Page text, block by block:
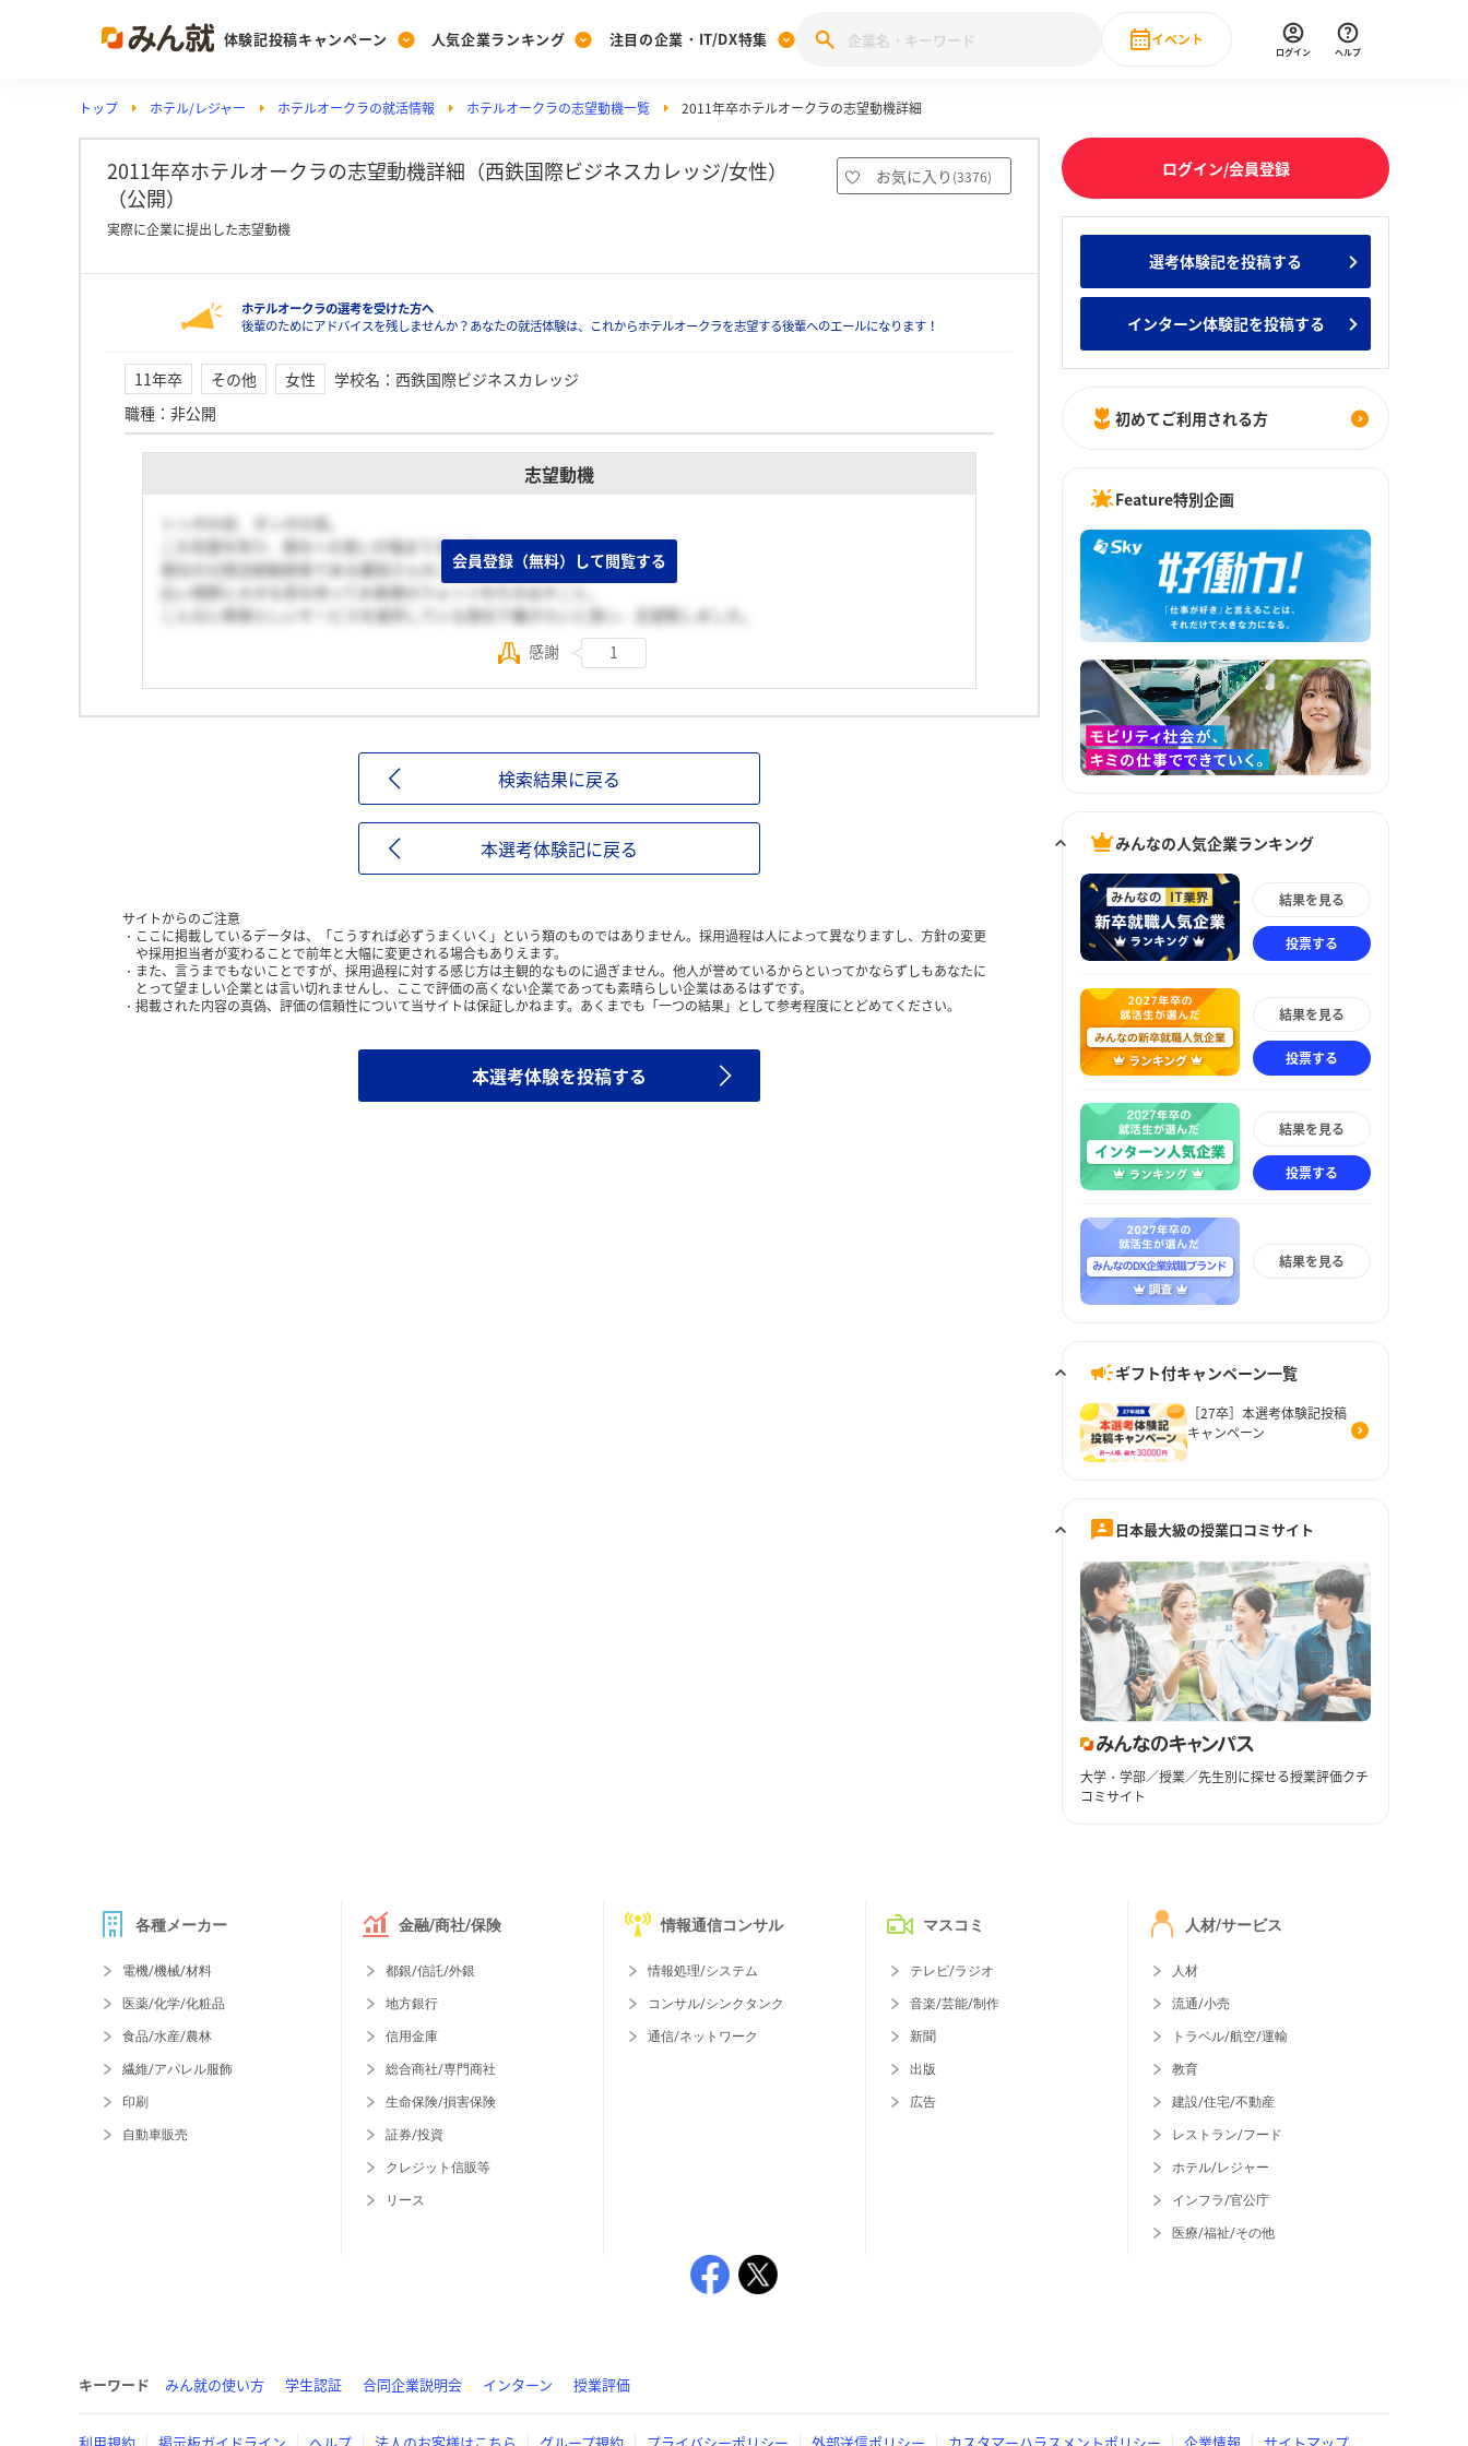
体験記投稿キャンペーン
Post
投稿する
[27卒] 本選考体験記投稿キャンペーン
人気企業ランキング
Ranking
ランキングを見る
みんなのDX企業就職ブランド調査
みんなの新卒就職人気企業ランキング みんなのインターン人気企業ランキ
注目の企業・IT/DX特集
PickUp
注目の企業特集
28卒 IT・DX現場社員インタビュー
動画で知ろう！業界・企業研究
イベント
直近のイベント一覧
ログイン ヘルプ
トップ ホテル/レジャー ホテルオークラの就活情報 ホテルオークラの志望動機一覧 2011年卒ホテルオークラの志望動機詳細
2011年卒ホテルオークラの志望動機詳細（西鉄国際ビジネスカレッジ/女性）
（公開）
お気に入り (3376)
実際に企業に提出した志望動機
ホテルオークラの選考を受けた方へ
後輩のためにアドバイスを残しませんか？あなたの就活体験は、これからホテルオークラを志望する後輩へのエールになります！
11年卒 その他 女性 学校名 ： 西鉄国際ビジネスカレッジ
職種 ： 非公開
志望動機
トンボの目、ダンボの耳。
この言葉を知り、貴社への思いが強まりました。
貴社の元宿泊部副部長である蔵田さんのことばです。
広い視野と大きな耳を持ってお客様のウォンツを引き出すこと。
こんなに素晴らしいサービスを提供している貴社で働きたいと思い、志望致しました。
会員登録（無料）して閲覧する
感謝 1
検索結果に戻る
本選考体験記に戻る
サイトからのご注意
ここに掲載しているデータは、「こうすれば必ずうまくいく」という類のものではありません。採用過程は人によって異なりますし、方針の変更
や採用担当者が変わることで前年と大幅に変更される場合もありえます。
また、言うまでもないことですが、採用過程に対する感じ方は主観的なものに過ぎません。他人が誉めているからといってかならずしもあなたに
とって望ましい企業とは言い切れませんし、ここで評価の高くない企業であっても素晴らしい企業はあるはずです。
掲載された内容の真偽、評価の信頼性について当サイトは保証しかねます。あくまでも「一つの結果」として参考程度にとどめてください。
本選考体験を投稿する
ログイン/会員登録
選考体験記を投稿する
インターン体験記を投稿する
初めてご利用される方
Feature特別企画
みんなの人気企業ランキング
結果を見る
投票する
結果を見る
投票する
結果を見る
投票する
結果を見る
ギフト付キャンペーン一覧
［27卒］本選考体験記投稿
キャンペーン
日本最大級の授業口コミサイト
大学・学部／授業／先生別に探せる授業評価クチ
コミサイト
各種メーカー
電機/機械/材料
医薬/化学/化粧品
食品/水産/農林
繊維/アパレル服飾
印刷
自動車販売
金融/商社/保険
都銀/信託/外銀
地方銀行
信用金庫
総合商社/専門商社
生命保険/損害保険
証券/投資
クレジット信販等
リース
情報通信コンサル
情報処理/システム
コンサル/シンクタンク
通信/ネットワーク
マスコミ
テレビ/ラジオ
音楽/芸能/制作
新聞
出版
広告
人材/サービス
人材
流通/小売
トラベル/航空/運輸
教育
建設/住宅/不動産
レストラン/フード
ホテル/レジャー
インフラ/官公庁
医療/福祉/その他
キーワード みん就の使い方 学生認証 合同企業説明会 インターン 授業評価